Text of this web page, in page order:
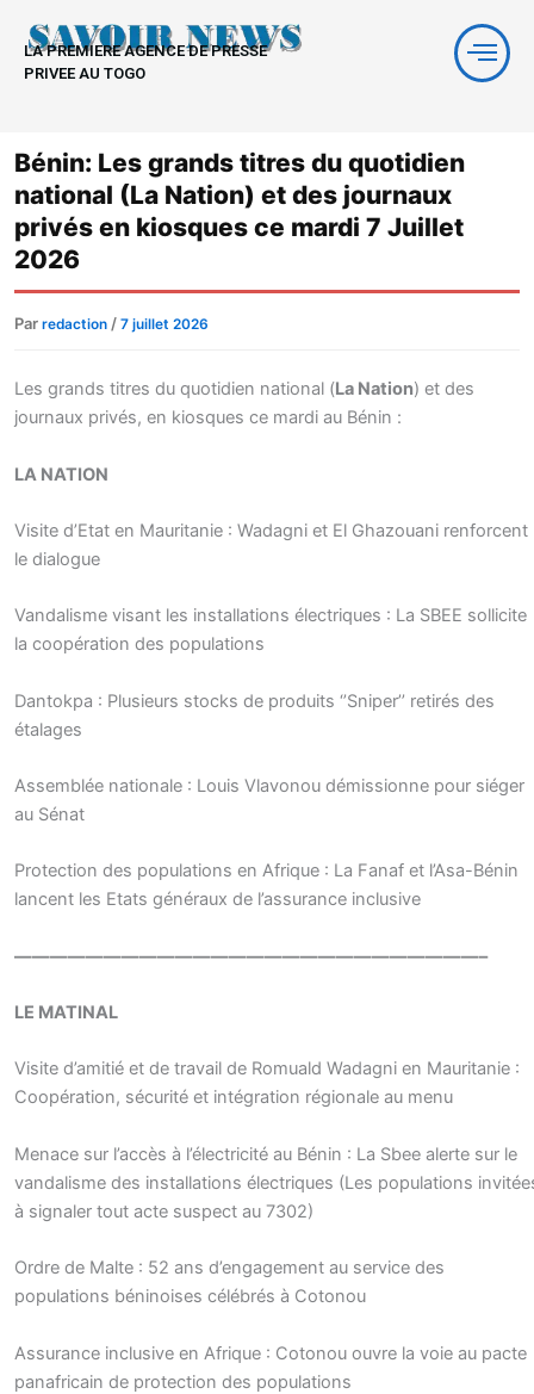
contenu
LA PREMIERE AGENCE DE PRESSE
PRIVEE AU TOGO
Bénin: Les grands titres du quotidien
national (La Nation) et des journaux
privés en kiosques ce mardi 7 Juillet
2026
Par redaction / 7 juillet 2026
Les grands titres du quotidien national (La Nation) et des
journaux privés, en kiosques ce mardi au Bénin :
LA NATION
Visite d’Etat en Mauritanie : Wadagni et El Ghazouani renforcent
le dialogue
Vandalisme visant les installations électriques : La SBEE sollicite
la coopération des populations
Dantokpa : Plusieurs stocks de produits ‘’Sniper’’ retirés des
étalages
Assemblée nationale : Louis Vlavonou démissionne pour siéger
au Sénat
Protection des populations en Afrique : La Fanaf et l’Asa-Bénin
lancent les Etats généraux de l’assurance inclusive
——————————————————————————–
LE MATINAL
Visite d’amitié et de travail de Romuald Wadagni en Mauritanie :
Coopération, sécurité et intégration régionale au menu
Menace sur l’accès à l’électricité au Bénin : La Sbee alerte sur le
vandalisme des installations électriques (Les populations
à signaler tout acte suspect au 7302)
Ordre de Malte : 52 ans d’engagement au service des
populations béninoises célébrés à Cotonou
Assurance inclusive en Afrique : Cotonou ouvre la voie au pacte
panafricain de protection des populations